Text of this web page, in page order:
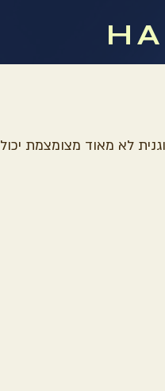
לא מאוד מצומצמת יכול